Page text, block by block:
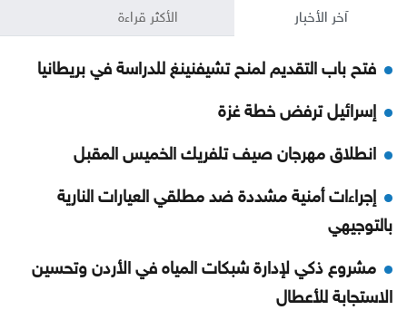
آخر الأخبار الأكثر قراءة
فتح باب التقديم لمنح تشيفنينغ للدراسة في بريطانيا
إسرائيل ترفض خطة غزة
انطلاق مهرجان صيف تلفريك الخميس المقبل
إجراءات أمنية مشددة ضد مطلقي العيارات النارية
بالتوجيهي
مشروع ذكي لإدارة شبكات المياه في الأردن وتحسين
الاستجابة للأعطال